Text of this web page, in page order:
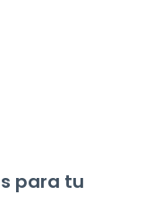
para tu